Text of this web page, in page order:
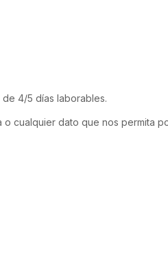
4/5 días laborables.
cualquier dato que nos permita